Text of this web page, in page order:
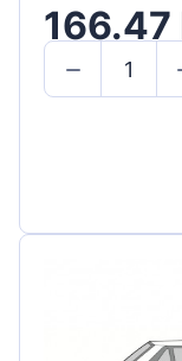
166.47